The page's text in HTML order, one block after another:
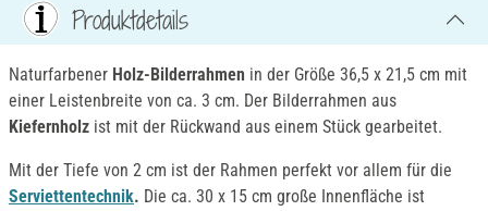
Produktdetails
Naturfarbener Holz-Bilderrahmen in der Größe 36,5 x 21,5 cm mit
einer Leistenbreite von ca. 3 cm. Der Bilderrahmen aus
Kiefernholz ist mit der Rückwand aus einem Stück gearbeitet.
Mit der Tiefe von 2 cm ist der Rahmen perfekt vor allem für die
Serviettentechnik. Die ca. 30 x 15 cm große Innenfläche ist